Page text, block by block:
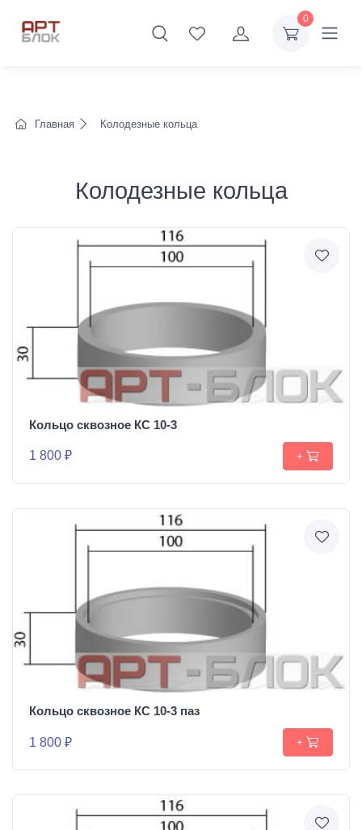
0
Главная Колодезные кольца
Колодезные кольца
Кольцо сквозное КС 10-3
1 800 ₽ +
Кольцо сквозное КС 10-3 паз
1 800 ₽ +